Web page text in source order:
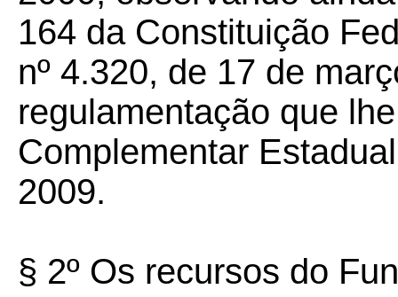
164 da Constituição
nº 4.320, de 17 de
regulamentação que
Complementar
2009.
§ 2º Os recursos do